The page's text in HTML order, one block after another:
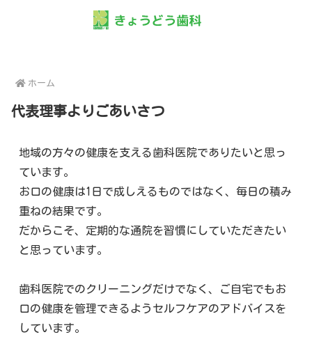
ホーム
代表理事よりごあいさつ
地域の方々の健康を支える歯科医院でありたいと思っ
ています。
お口の健康は1日で成しえるものではなく、毎日の積み
重ねの結果です。
だからこそ、定期的な通院を習慣にしていただきたい
と思っています。
歯科医院でのクリーニングだけでなく、ご自宅でもお
口の健康を管理できるようセルフケアのアドバイスを
しています。